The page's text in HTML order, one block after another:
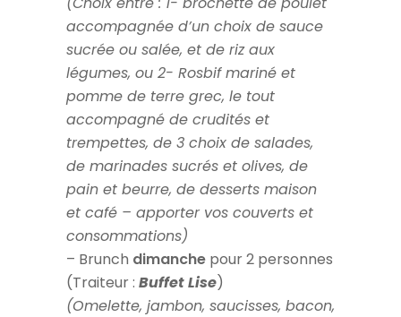
accompagnée d’un choix de sauce
sucrée ou salée, et de riz aux
légumes, ou 2- Rosbif mariné et
pomme de terre grec, le tout
accompagné de crudités et
trempettes, de 3 choix de salades,
de marinades sucrés et olives, de
pain et beurre, de desserts maison
et café – apporter vos couverts et
consommations)
– Brunch dimanche pour 2 personnes
(Traiteur : Buffet Lise)
(Omelette, jambon, saucisses, bacon,